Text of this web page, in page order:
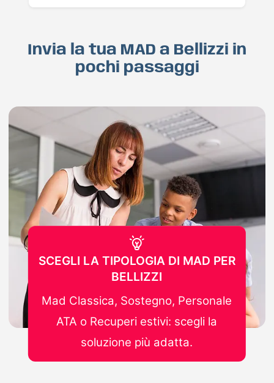
Invia la tua MAD a Bellizzi in
pochi passaggi
SCEGLI LA TIPOLOGIA DI MAD PER
BELLIZZI
Mad Classica, Sostegno, Personale
ATA o Recuperi estivi: scegli la
soluzione più adatta.